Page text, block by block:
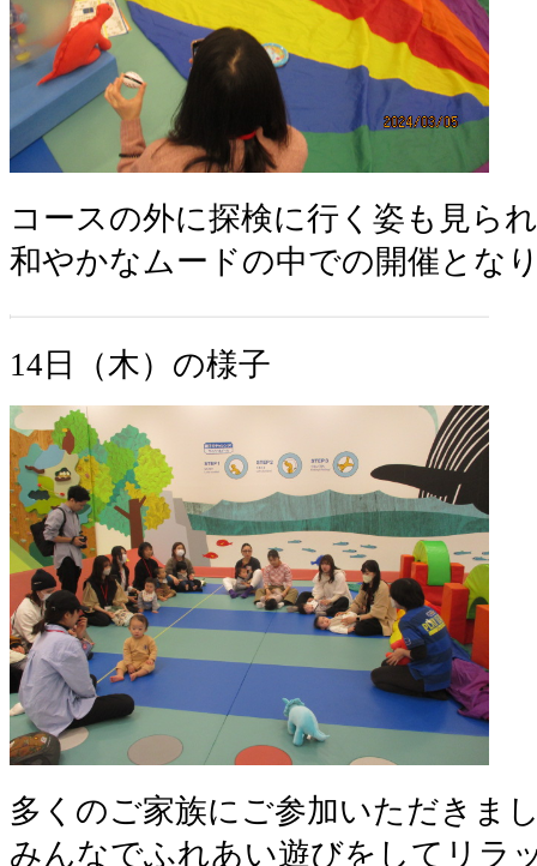
コースの外に探検に行く姿も見られ
和やかなムードの中での開催とな
14日（木）の様子
多くのご家族にご参加いただきま
みんなでふれあい遊びをしてリラ